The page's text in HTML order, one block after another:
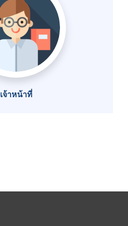
เจ้าหน้าที่